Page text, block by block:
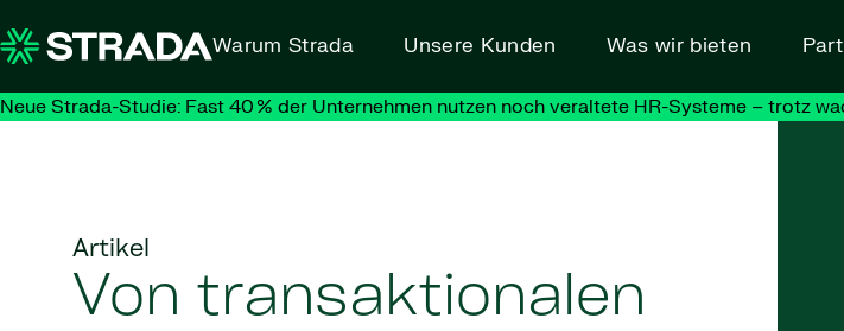
Warum Strada Unsere Kunden Was wir bieten
Neue Strada-Studie: Fast 40 % der Unternehmen nutzen noch veraltete HR-Systeme – trotz
Artikel
Von transaktionalen